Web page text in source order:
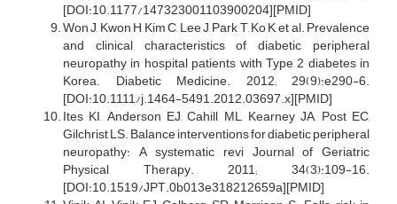
[DOI:10.1177/147323001103900204][PMID]
Won J, Kwon H, Kim C, Lee J, Park T, Ko K, et al. Prevalence
and clinical characteristics of diabetic peripheral
neuropathy in hospital patients with Type 2 diabetes in
Korea. Diabetic Medicine. 2012; 29(9):e290-6.
[DOI:10.1111/j.1464-5491.2012.03697.x][PMID]
Ites KI, Anderson EJ, Cahill ML, Kearney JA, Post EC,
Gilchrist LS. Balance interventions for diabetic peripheral
neuropathy: A systematic revi Journal of Geriatric
Physical Therapy. 2011; 34(3):109-16.
[DOI:10.1519/JPT.0b013e318212659a][PMID]